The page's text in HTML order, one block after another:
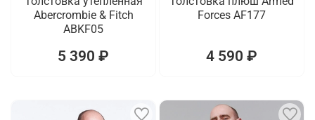
Abercrombie & Fitch
ABKF05
5 390 ₽
Forces AF177
4 590 ₽